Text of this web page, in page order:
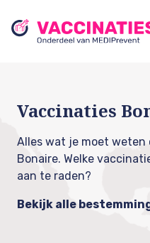
Vaccinaties
Alles wat je moet weten
Bonaire. Welke
aan te raden?
Bekijk alle